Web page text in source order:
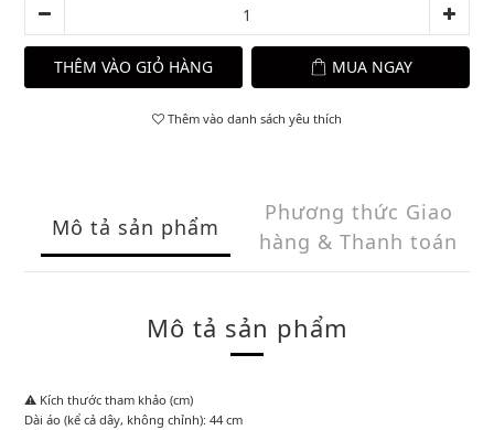
THÊM VÀO GIỎ HÀNG MUA NGAY
Thêm vào danh sách yêu thích
Mô tả sản phẩm
Phương thức Giao
hàng & Thanh toán
Mô tả sản phẩm
⚠️ Kích thước tham khảo (cm)
Dài áo (kể cả dây, không chỉnh): 44 cm